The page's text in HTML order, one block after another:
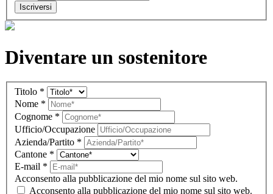
Iscriversi
Diventare un sostenitore
Komitee
IT
(overlay)
Titolo *
Nome *
Cognome *
Ufficio/Occupazione
Azienda/Partito *
Cantone *
E-mail *
Acconsento alla pubblicazione del mio nome sul sito web.
Acconsento alla pubblicazione del mio nome sul sito web.